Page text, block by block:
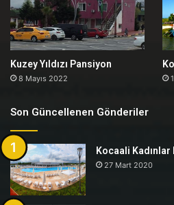
Kuzey Yıldızı Pansiyon
8 Mayıs 2022
Son Güncellenen Gönderiler
Kocaali Kadınlar
27 Mart 2020